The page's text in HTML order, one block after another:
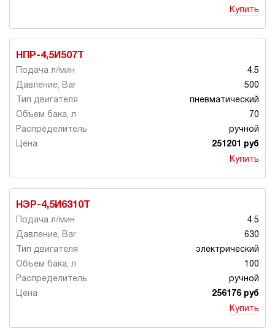
Купить
НПР-4,5И507Т
4.5
500
пневматический
70
ручной
251201 руб
Купить
НЭР-4,5И6310Т
4.5
630
электрический
100
ручной
256176 руб
Купить